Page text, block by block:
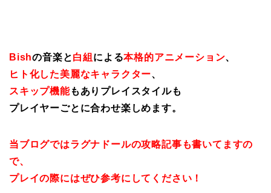
Bishの音楽と白組 による本格的アニメーション、
ヒト化した美麗なキャラクター、
スキップ機能もありプレイスタイルも
プレイヤーごとに合わせ楽しめます。
当ブログではラグナドールの攻略記事も書いてますの
で、
プレイの際にはぜひ参考にしてください！